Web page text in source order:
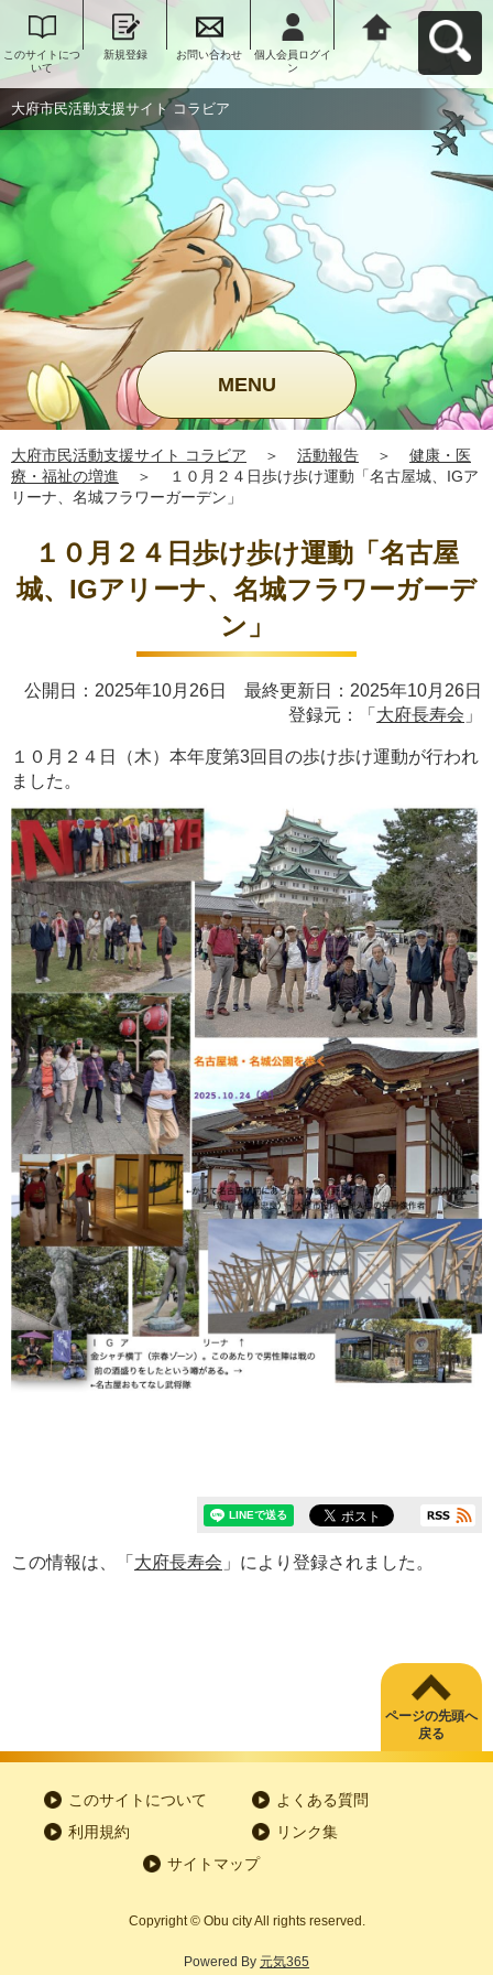
このサイトにつ
いて
新規登録 お問い合わせ
個人会員ログイ
ン
大府市民活動支
援サイト コラビ
アへ戻る
大府市民活動支援サイト コラビア
MENU
大府市民活動支援サイト コラビア ＞ 活動報告 ＞
健康・医
療・福祉の増進
＞
１０月２４日歩け歩け運動「名古屋城、IGア
リーナ、名城フラワーガーデン」
１０月２４日歩け歩け運動「名古屋
城、IGアリーナ、名城フラワーガーデ
ン」
公開日：2025年10月26日 最終更新日：2025年10月26日
登録元：「 大府長寿会 」
１０月２４日（木）本年度第3回目の歩け歩け運動が行われ
ました。
この情報は、「 大府長寿会 」により登録されました。
ページの先頭へ
戻る
このサイトについて
よくある質問
利用規約
リンク集
サイトマップ
Copyright © Obu city All rights reserved.
Powered By 元気365